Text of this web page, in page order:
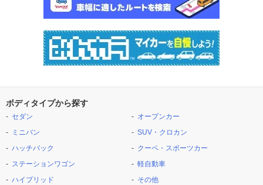
ボディタイプから探す
セダン
ミニバン
ハッチバック
ステーションワゴン
ハイブリッド
オープンカー
SUV・クロカン
クーペ・スポーツカー
軽自動車
その他